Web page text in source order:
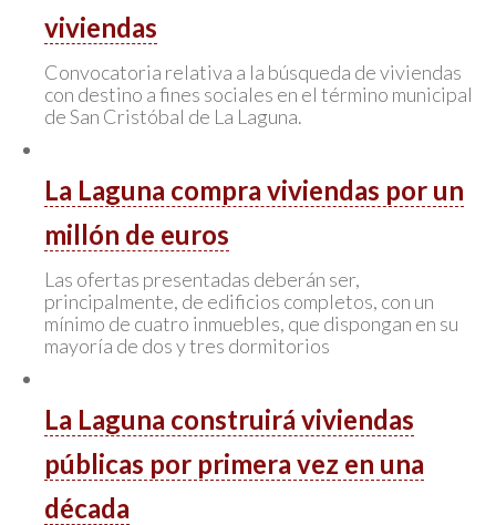
viviendas
Convocatoria relativa a la búsqueda de viviendas
con destino a fines sociales en el término municipal
de San Cristóbal de La Laguna.
La Laguna compra viviendas por un
millón de euros
Las ofertas presentadas deberán ser,
principalmente, de edificios completos, con un
mínimo de cuatro inmuebles, que dispongan en su
mayoría de dos y tres dormitorios
La Laguna construirá viviendas
públicas por primera vez en una
década